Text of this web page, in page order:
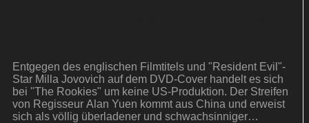
Entgegen des englischen Filmtitels und "Resident Evil"-
Star Milla Jovovich auf dem DVD-Cover handelt es sich
bei "The Rookies" um keine US-Produktion. Der Streifen
von Regisseur Alan Yuen kommt aus China und erweist
sich als völlig überladener und schwachsinniger